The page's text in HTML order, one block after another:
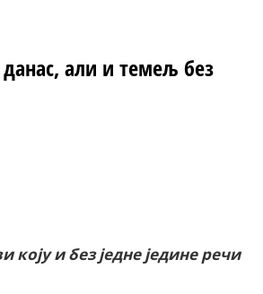
али и темељ без
и без једне једине речи